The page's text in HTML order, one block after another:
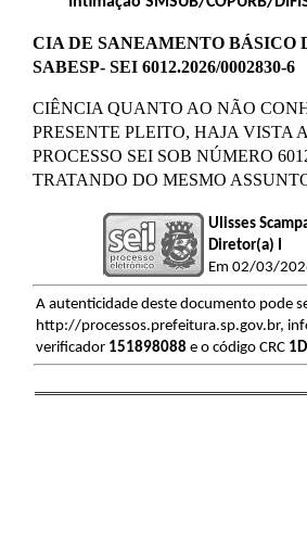
CIA DE SANEAMENTO BÁSICO
SABESP- SEI 6012.2026/0002830-6
CIÊNCIA QUANTO AO NÃO
PRESENTE PLEITO, HAJA VISTA
PROCESSO SEI SOB NÚMERO
TRATANDO DO MESMO
Ulisses
Diretor(a) I
Em 02/03/
A autenticidade deste documento pode
http://processos.prefeitura.sp.gov.br,
verificador 151898088e o código CRC